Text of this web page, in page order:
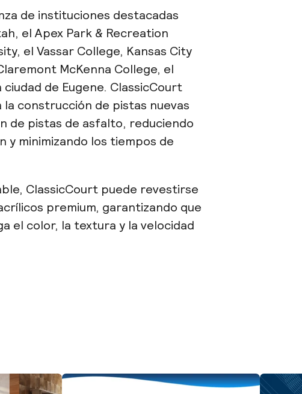
de instituciones destacadas
el Apex Park & Recreation
el Vassar College, Kansas City
McKenna College, el
de Eugene. ClassicCourt
construcción de pistas nuevas
de pistas de asfalto, reduciendo
y minimizando los tiempos de
ClassicCourt puede revestirse
premium, garantizando que
el color, la textura y la velocidad